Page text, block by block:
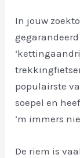
In jouw
gegarandeerd
populairste
soepel en
‘m immers
De riem is